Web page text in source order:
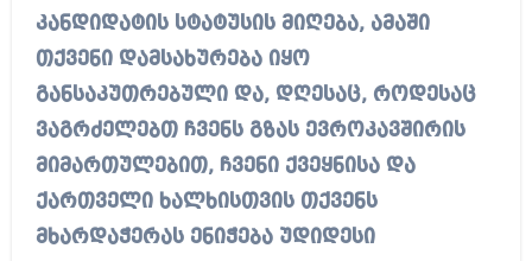
კანდიდატის სტატუსის მიღება, ამაში
თქვენი დამსახურება იყო
განსაკუთრებული და, დღესაც, როდესაც
ვაგრძელებთ ჩვენს გზას ევროკავშირის
მიმართულებით, ჩვენი ქვეყნისა და
ქართველი ხალხისთვის თქვენს
მხარდაჭერას ენიჭება უდიდესი